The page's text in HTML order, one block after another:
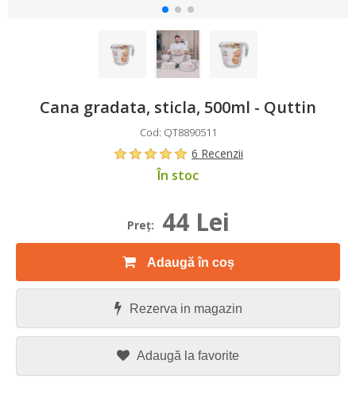
Cana gradata, sticla, 500ml - Quttin
Cod: QT8890511
6 Recenzii
În stoc
Preţ: 44 Lei
Adaugă în coș
Rezerva in magazin
Adaugă la favorite